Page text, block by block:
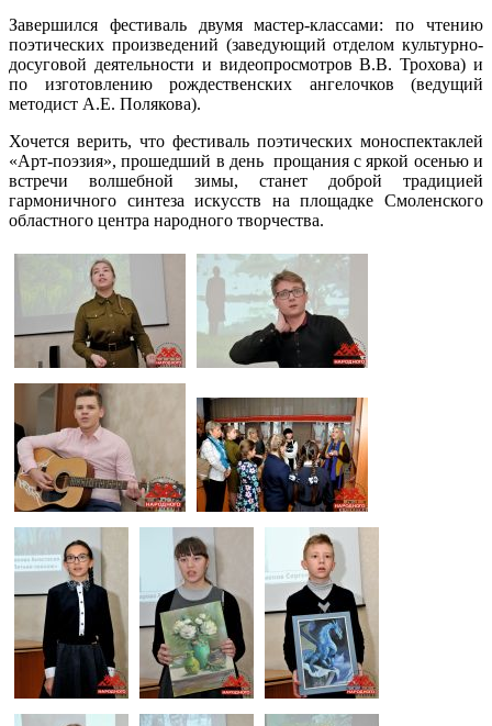
Завершился фестиваль двумя мастер-классами: по чтению
поэтических произведений (заведующий отделом культурно-
досуговой деятельности и видеопросмотров В.В. Трохова) и
по изготовлению рождественских ангелочков (ведущий
методист А.Е. Полякова).
Хочется верить, что фестиваль поэтических моноспектаклей
«Арт-поэзия», прошедший в день прощания с яркой осенью и
встречи волшебной зимы, станет доброй традицией
гармоничного синтеза искусств на площадке Смоленского
областного центра народного творчества.